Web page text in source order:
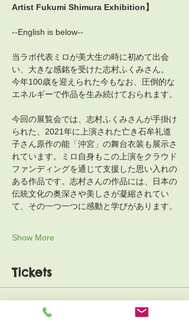
Artist Fukumi Shimura Exhibition】
--English is below--
当ラボ代表ミロが美大生の時に初めて出会
い、大きな感銘を受けた志村ふくみさん。
今年100歳を迎えられた今もなお、圧倒的な
エネルギーで作品を生み続けておられます。
今回の展覧会では、志村ふくみさんが手掛け
られた、2021年に上演された亡き石牟礼道
子さん原作の能「沖宮」の舞台衣装も展示さ
れています。ミロ自身もこの上演をクラウド
ファンディングを通じて支援した思い入れの
ある作品です。志村さんの作品には、日本の
伝統文化の奥深さや美しさが凝縮されてい
て、その一つ一つに感動と学びがあります。
Show More
Tickets
Sale ended